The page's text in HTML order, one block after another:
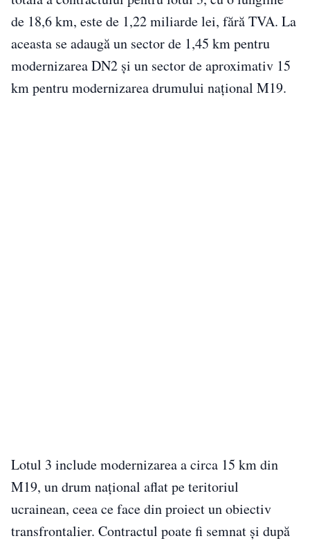
de 18,6 km, este de 1,22 miliarde lei, fără TVA. La
aceasta se adaugă un sector de 1,45 km pentru
modernizarea DN2 și un sector de aproximativ 15
km pentru modernizarea drumului național M19.
Lotul 3 include modernizarea a circa 15 km din
M19, un drum național aflat pe teritoriul
ucrainean, ceea ce face din proiect un obiectiv
transfrontalier. Contractul poate fi semnat și după